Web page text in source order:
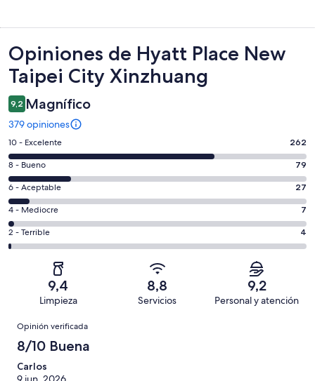
Opiniones
Opiniones de Hyatt Place New
Taipei City Xinzhuang
9,2 Magnífico
379 opiniones
Evaluación:
10
-
Excelente.
262
de
379
opiniones
10 - Excelente 262
Evaluación:
8
-
Bueno.
79
de
opiniones
8 - Bueno 79
Evaluación:
6
-
Aceptable.
27
opiniones
6 - Aceptable 27
Evaluación:
4
-
4 - Mediocre 7
Evaluación:
2
Terrible.
379
opiniones
2 - Terrible 4
9,4
Limpieza
8,8
Servicios
9,2
Personal y atención
Opiniones
Opinión verificada
8/10 Buena
Carlos